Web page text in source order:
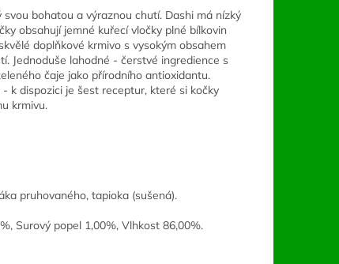
bohatou a výraznou chutí. Dashi má nízký
obsahují jemné kuřecí vločky plné bílkovin
doplňkové krmivo s vysokým obsahem
Jednoduše lahodné - čerstvé ingredience s
čaje jako přírodního antioxidantu.
k dispozici je šest receptur, které si kočky
krmivu.
pruhovaného, tapioka (sušená).
Surový popel 1,00%, Vlhkost 86,00%.